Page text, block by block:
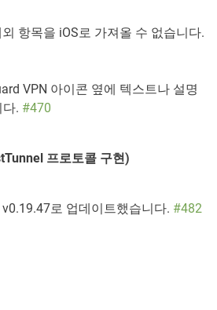
항목을 iOS로 가져올 수 없습니다.
VPN 아이콘 옆에 텍스트나 설명
. #470
프로토콜 구현)
로 업데이트했습니다. #482